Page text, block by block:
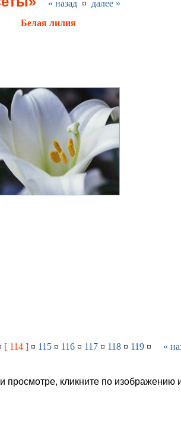
« назад ¤ далее »
Белая лилия
[ 114 ] ¤ 115 ¤ 116 ¤ 117 ¤ 118 ¤ 119 ¤ «
просмотре, кликните по изображению